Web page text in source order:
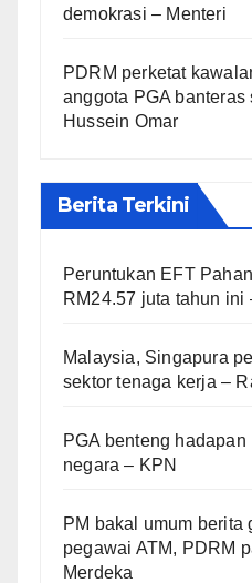
demokrasi – Menteri
PDRM perketat
anggota PGA
Hussein Omar
Berita Terkini
Peruntukan EFT
RM24.57 juta tahun ini
Malaysia, Singapura
sektor tenaga kerja –
PGA benteng
negara – KPN
PM bakal umum berita
pegawai ATM, PDRM
Merdeka